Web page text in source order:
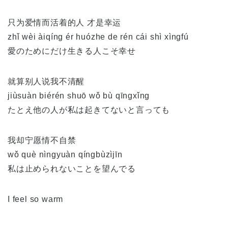
只为爱情而活着的人 才是幸运
zhǐ wèi àiqíng ér huózhe de rén cái shì xìngfú
愛のためにだけ生きる人こそ幸せ
就算别人说我不清醒
jiùsuàn biérén shuō wǒ bù qīngxǐng
たとえ他の人が私は起きてないと言っても
我却宁愿情不自禁
wǒ què nìngyuàn qíngbùzìjīn
私は止められないことを望んでる
I feel so warm